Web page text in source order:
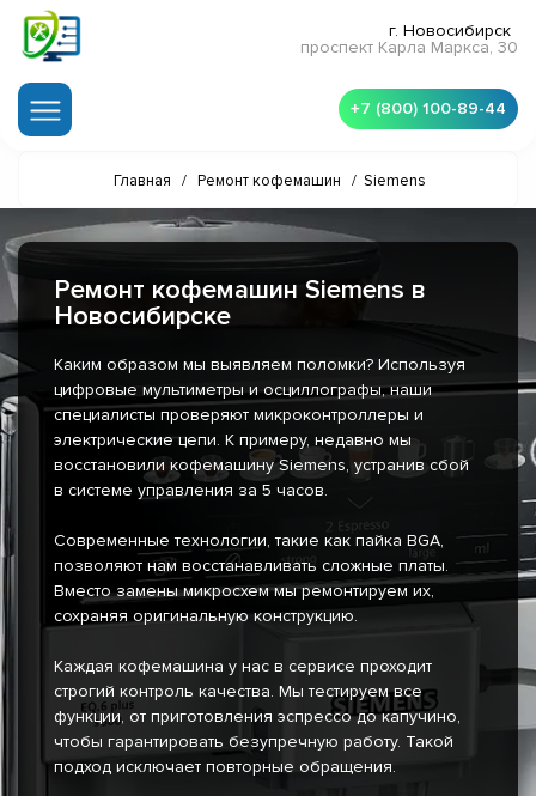
г. Новосибирск
проспект Карла Маркса, 30
+7 (800) 100-89-44
Главная / Ремонт кофемашин / Siemens
Ремонт кофемашин Siemens в
Новосибирске
Каким образом мы выявляем поломки? Используя
цифровые мультиметры и осциллографы, наши
специалисты проверяют микроконтроллеры и
электрические цепи. К примеру, недавно мы
восстановили кофемашину Siemens, устранив сбой
в системе управления за 5 часов.
Современные технологии, такие как пайка BGA,
позволяют нам восстанавливать сложные платы.
Вместо замены микросхем мы ремонтируем их,
сохраняя оригинальную конструкцию.
Каждая кофемашина у нас в сервисе проходит
строгий контроль качества. Мы тестируем все
функции, от приготовления эспрессо до капучино,
чтобы гарантировать безупречную работу. Такой
подход исключает повторные обращения.